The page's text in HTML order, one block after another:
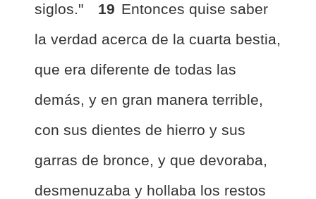
siglos."
19 Entonces quise saber
la verdad acerca de la cuarta bestia,
que era diferente de todas las
demás, y en gran manera terrible,
con sus dientes de hierro y sus
garras de bronce, y que devoraba,
desmenuzaba y hollaba los restos